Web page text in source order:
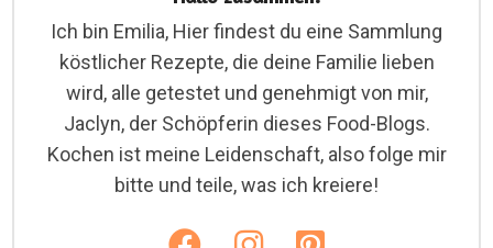
Ich bin Emilia, Hier findest du eine Sammlung
köstlicher Rezepte, die deine Familie lieben
wird, alle getestet und genehmigt von mir,
Jaclyn, der Schöpferin dieses Food-Blogs.
Kochen ist meine Leidenschaft, also folge mir
bitte und teile, was ich kreiere!